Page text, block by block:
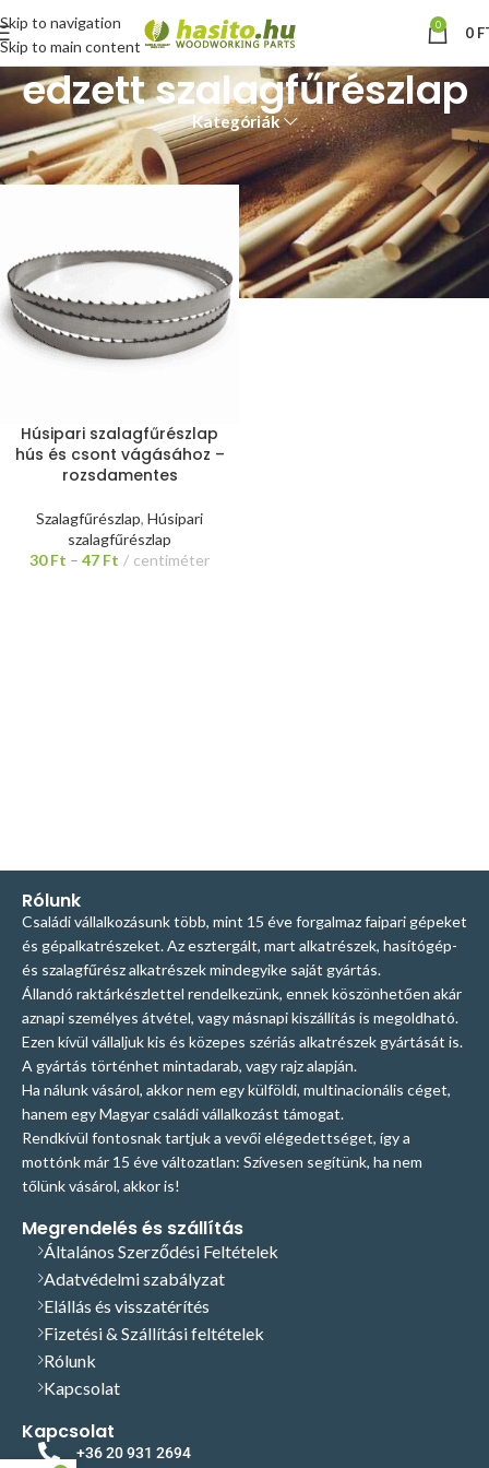
Skip to navigation
Skip to main content
0 0
edzett szalagfűrészlap
Kategóriák
Kezdőlap “edzett szalagfűrészlap” címkével rendelkező termékek
Húsipari szalagfűrészlap
hús és csont vágásához –
rozsdamentes
Szalagfűrészlap, Húsipari
szalagfűrészlap
30Ft – 47 Ft centiméter
Rólunk
Családi vállalkozásunk több, mint 15 éve forgalmaz faipari gépeket
és gépalkatrészeket. Az esztergált, mart alkatrészek, hasítógép-
és szalagfűrész alkatrészek mindegyike saját gyártás.
Állandó raktárkészlettel rendelkezünk, ennek köszönhetően akár
aznapi személyes átvétel, vagy másnapi kiszállítás is megoldható.
Ezen kívül vállaljuk kis és közepes szériás alkatrészek gyártását is.
A gyártás történhet mintadarab, vagy rajz alapján.
Ha nálunk vásárol, akkor nem egy külföldi, multinacionális céget,
hanem egy Magyar családi vállalkozást támogat.
Rendkívül fontosnak tartjuk a vevői elégedettséget, így a
mottónk már 15 éve változatlan: Szívesen segítünk, ha nem
tőlünk vásárol, akkor is!
Megrendelés és szállítás
Általános Szerződési Feltételek
Adatvédelmi szabályzat
Elállás és visszatérítés
Fizetési & Szállítási feltételek
Rólunk
Kapcsolat
Kapcsolat
+36 20 931 2694